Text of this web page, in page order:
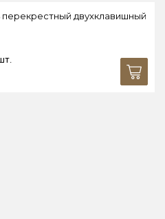
двухклавишный